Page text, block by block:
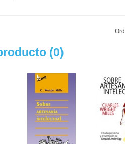
(0)